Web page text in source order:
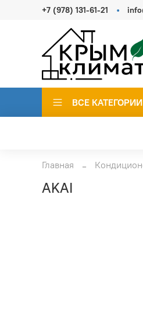
+7 (978) 131-61-21
ВСЕ КАТЕГОРИИ
Главная
AKAI